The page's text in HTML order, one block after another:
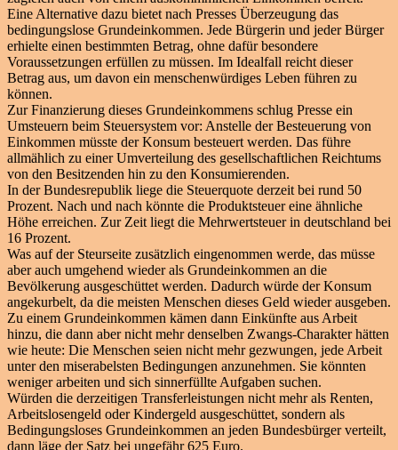
Eine Alternative dazu bietet nach Presses Überzeugung das
bedingungslose Grundeinkommen. Jede Bürgerin und jeder Bürger
erhielte einen bestimmten Betrag, ohne dafür besondere
Voraussetzungen erfüllen zu müssen. Im Idealfall reicht dieser
Betrag aus, um davon ein menschenwürdiges Leben führen zu
können.
Zur Finanzierung dieses Grundeinkommens schlug Presse ein
Umsteuern beim Steuersystem vor: Anstelle der Besteuerung von
Einkommen müsste der Konsum besteuert werden. Das führe
allmählich zu einer Umverteilung des gesellschaftlichen Reichtums
von den Besitzenden hin zu den Konsumierenden.
In der Bundesrepublik liege die Steuerquote derzeit bei rund 50
Prozent. Nach und nach könnte die Produktsteuer eine ähnliche
Höhe erreichen. Zur Zeit liegt die Mehrwertsteuer in deutschland bei
16 Prozent.
Was auf der Steurseite zusätzlich eingenommen werde, das müsse
aber auch umgehend wieder als Grundeinkommen an die
Bevölkerung ausgeschüttet werden. Dadurch würde der Konsum
angekurbelt, da die meisten Menschen dieses Geld wieder ausgeben.
Zu einem Grundeinkommen kämen dann Einkünfte aus Arbeit
hinzu, die dann aber nicht mehr denselben Zwangs-Charakter hätten
wie heute: Die Menschen seien nicht mehr gezwungen, jede Arbeit
unter den miserabelsten Bedingungen anzunehmen. Sie könnten
weniger arbeiten und sich sinnerfüllte Aufgaben suchen.
Würden die derzeitigen Transferleistungen nicht mehr als Renten,
Arbeitslosengeld oder Kindergeld ausgeschüttet, sondern als
Bedingungsloses Grundeinkommen an jeden Bundesbürger verteilt,
dann läge der Satz bei ungefähr 625 Euro.